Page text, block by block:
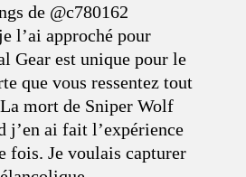
de @c780162
l’ai approché pour
Gear est unique pour le
que vous ressentez tout
mort de Sniper Wolf
j’en ai fait l’expérience
fois. Je voulais capturer